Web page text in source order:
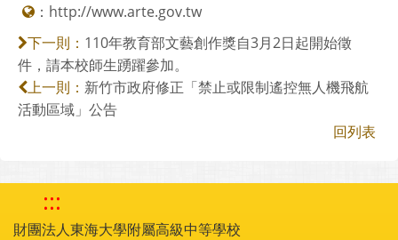
： http://www.arte.gov.tw
下一則： 110年教育部文藝創作獎自3月2日起開始徵
件，請本校師生踴躍參加。
上一則： 新竹市政府修正「禁止或限制遙控無人機飛航
活動區域」公告
回列表
:::
財團法人東海大學附屬高級中等學校